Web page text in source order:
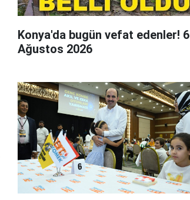
Konya'da bugün vefat edenler! 6
Ağustos 2026